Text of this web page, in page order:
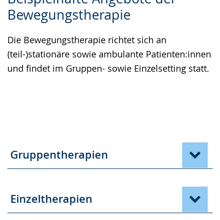
Bewegungstherapie
Die Bewegungstherapie richtet sich an
(teil-)stationäre sowie ambulante Patienten:innen
und findet im Gruppen- sowie Einzelsetting statt.
Sprache
Unterstützung.
in
Gebärdensprache
wird
angezeigt.
Gruppentherapien
Einzeltherapien